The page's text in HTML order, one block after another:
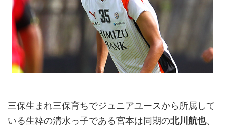
三保生まれ三保育ちでジュニアユースから所属して
いる生粋の清水っ子である宮本は同期の北川航也、